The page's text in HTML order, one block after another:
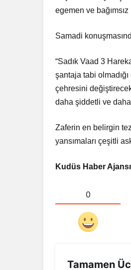
egemen ve bağımsız
Samadi
“Sadık Vaad 3
şantaja tabi
çehresini
daha şiddetli ve daha
Zaferin en belirgin
yansımaları çeşitli
Kudüs Haber
0
Tamamen